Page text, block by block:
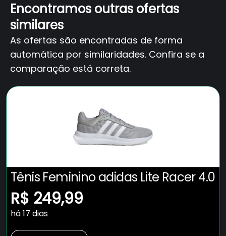
Encontramos outras ofertas
similares
As ofertas são encontradas de forma
automática por similaridades. Confira se a
comparação está correta.
Tênis Feminino adidas Lite Racer 4.0
R$ 249,99
há 17 dias